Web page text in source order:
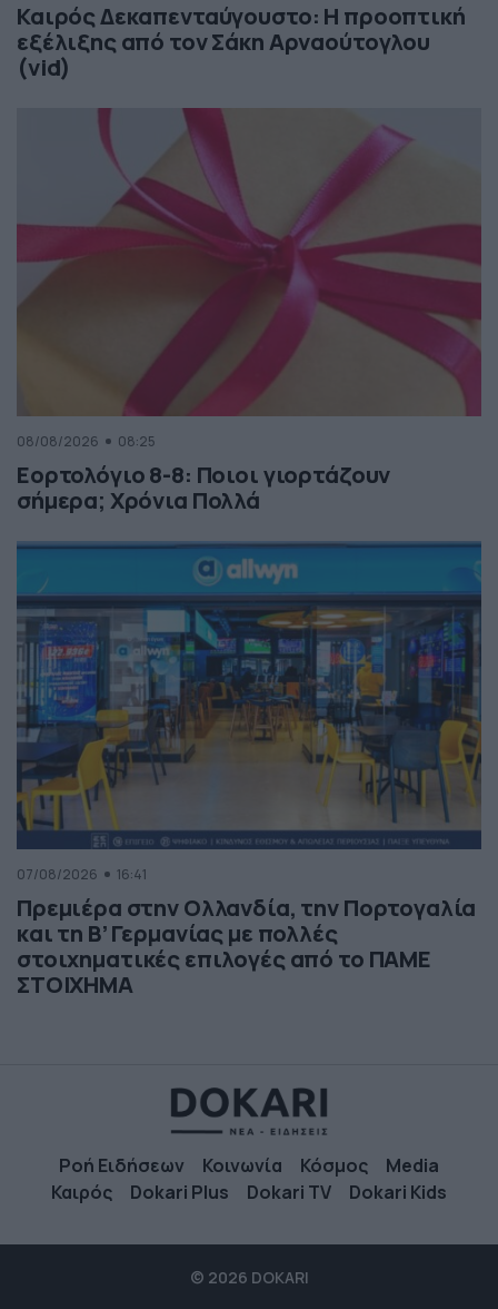
Καιρός Δεκαπενταύγουστο: Η προοπτική
εξέλιξης από τον Σάκη Αρναούτογλου
(vid)
08/08/2026 08:25
Εορτολόγιο 8-8: Ποιοι γιορτάζουν
σήμερα; Χρόνια Πολλά
07/08/2026 16:41
Πρεμιέρα στην Ολλανδία, την Πορτογαλία
και τη Β’ Γερμανίας με πολλές
στοιχηματικές επιλογές από το ΠΑΜΕ
ΣΤΟΙΧΗΜΑ
Ροή Ειδήσεων Κοινωνία Κόσμος
Media
Καιρός
Dokari Plus Dokari TV Dokari Kids
© 2026 DOKARI